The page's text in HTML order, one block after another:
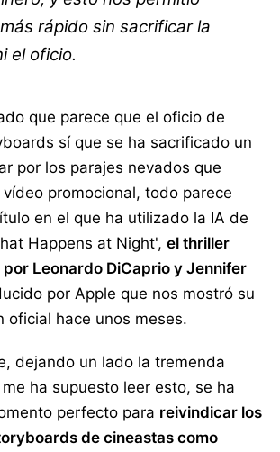
rápido sin sacrificar la
el oficio.
que parece que el oficio de
sí que se ha sacrificado un
por los parajes nevados que
promocional, todo parece
en el que ha utilizado la IA de
Happens at Night', el thriller
Leonardo DiCaprio y Jennifer
por Apple que nos mostró su
oficial hace unos meses.
dejando un lado la tremenda
ha supuesto leer esto, se ha
perfecto para reivindicar los
de cineastas como